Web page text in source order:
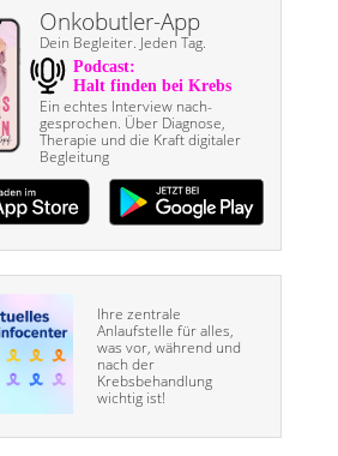
Onkobutler-App
Dein Begleiter. Jeden Tag.
Ein echtes Interview nach­
gesprochen. Über Diagnose,
Therapie und die Kraft digitaler
Begleitung
Ihre zentrale
Anlaufstelle für alles,
was vor, während und
nach der
Krebsbehandlung
wichtig ist!